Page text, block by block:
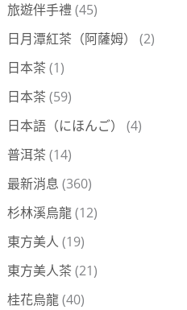
旅遊伴手禮(45)
日月潭紅茶（阿薩姆）
(2)
日本茶 (1)
日本茶 (59)
日本語（にほんご）
(4)
普洱茶 (14)
最新消息 (360)
杉林溪烏龍(12)
東方美人 (19)
東方美人茶 (21)
桂花烏龍(40)